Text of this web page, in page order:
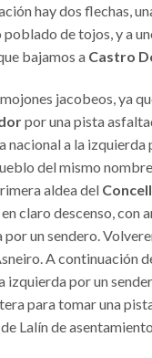
hay dos flechas,
de tojos, y a
bajamos a Castro
jacobeos, ya
por una pista
nacional a la
del mismo
aldea del
claro descenso,
un sendero.
A continuación
izquierda por un
para tomar una
Lalín de